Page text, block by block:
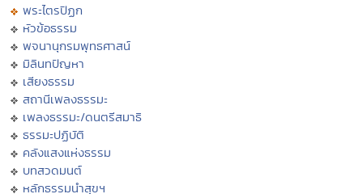
พระไตรปิฏก
หัวข้อธรรม
พจนานุกรมพุทธศาสน์
มิลินทปัญหา
เสียงธรรม
สถานีเพลงธรรมะ
เพลงธรรมะ/ดนตรีสมาธิ
ธรรมะปฏิบัติ
คลังแสงแห่งธรรม
บทสวดมนต์
หลักธรรมนำสุขฯ